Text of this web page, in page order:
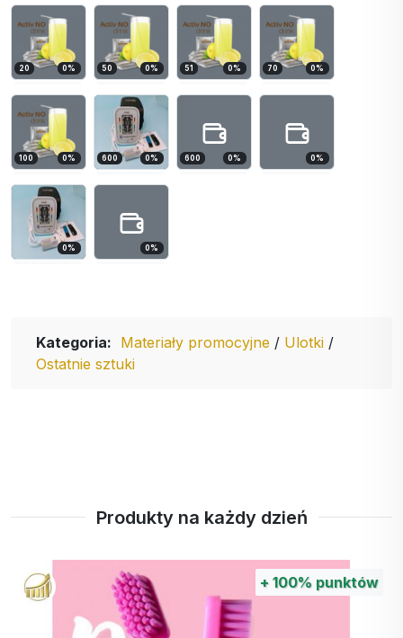
20 0% 50 0% 51 0% 70 0%
100 0% 600 0% 600 0% 0%
0% 0%
Kategoria: Materiały promocyjne / Ulotki /
Ostatnie sztuki
Produkty na każdy dzień
+ 100% punktów